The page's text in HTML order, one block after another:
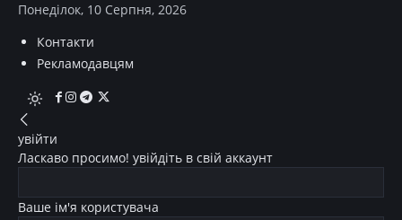
Понеділок, 10 Серпня, 2026
Контакти
Рекламодавцям
увійти
Ласкаво просимо! увійдіть в свій аккаунт
Ваше ім'я користувача